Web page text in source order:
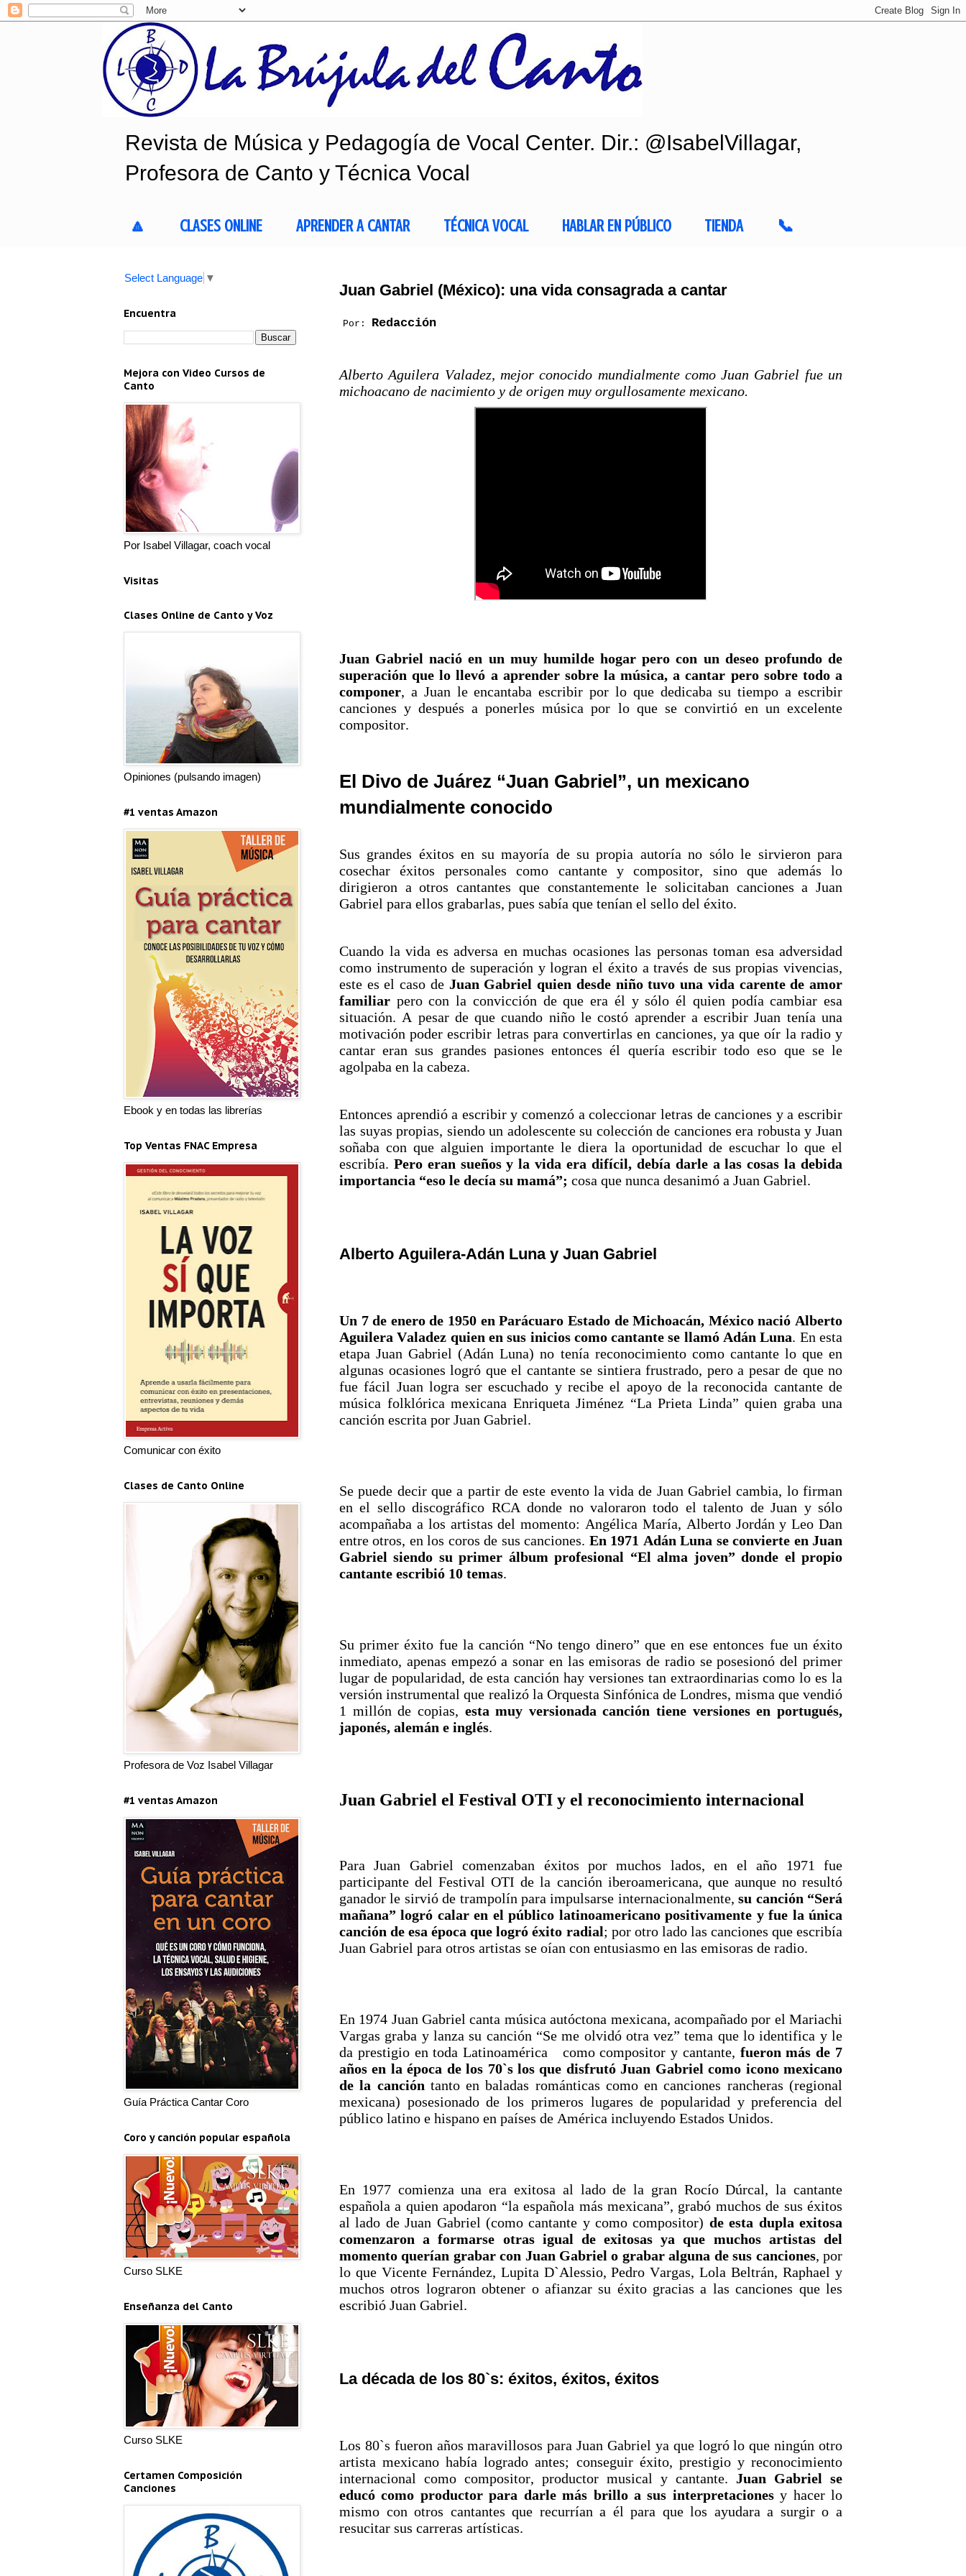
Revista de Música y Pedagogía de Vocal Center. Dir.: @IsabelVillagar,
Profesora de Canto y Técnica Vocal
🔼 CLASES ONLINE APRENDER A CANTAR TÉCNICA VOCAL HABLAR EN PÚBLICO TIENDA 📞
Juan Gabriel (México): una vida consagrada a cantar
Por: Redacción
Alberto Aguilera Valadez, mejor conocido mundialmente como Juan Gabriel fue un
michoacano de nacimiento y de origen muy orgullosamente mexicano.
Juan Gabriel nació en un muy humilde hogar pero con un deseo profundo de
superación que lo llevó a aprender sobre la música, a cantar pero sobre todo a
componer, a Juan le encantaba escribir por lo que dedicaba su tiempo a escribir
canciones y después a ponerles música por lo que se convirtió en un excelente
compositor.
El Divo de Juárez “Juan Gabriel”, un mexicano
mundialmente conocido
Sus grandes éxitos en su mayoría de su propia autoría no sólo le sirvieron para
cosechar éxitos personales como cantante y compositor, sino que además lo
dirigieron a otros cantantes que constantemente le solicitaban canciones a Juan
Gabriel para ellos grabarlas, pues sabía que tenían el sello del éxito.
Cuando la vida es adversa en muchas ocasiones las personas toman esa adversidad
como instrumento de superación y logran el éxito a través de sus propias vivencias,
este es el caso de Juan Gabriel quien desde niño tuvo una vida carente de amor
familiar pero con la convicción de que era él y sólo él quien podía cambiar esa
situación. A pesar de que cuando niño le costó aprender a escribir Juan tenía una
motivación poder escribir letras para convertirlas en canciones, ya que oír la radio y
cantar eran sus grandes pasiones entonces él quería escribir todo eso que se le
agolpaba en la cabeza.
Entonces aprendió a escribir y comenzó a coleccionar letras de canciones y a escribir
las suyas propias, siendo un adolescente su colección de canciones era robusta y Juan
soñaba con que alguien importante le diera la oportunidad de escuchar lo que el
escribía. Pero eran sueños y la vida era difícil, debía darle a las cosas la debida
importancia “eso le decía su mamá”; cosa que nunca desanimó a Juan Gabriel.
Alberto Aguilera-Adán Luna y Juan Gabriel
Un 7 de enero de 1950 en Parácuaro Estado de Michoacán, México nació Alberto
Aguilera Valadez quien en sus inicios como cantante se llamó Adán Luna. En esta
etapa Juan Gabriel (Adán Luna) no tenía reconocimiento como cantante lo que en
algunas ocasiones logró que el cantante se sintiera frustrado, pero a pesar de que no
fue fácil Juan logra ser escuchado y recibe el apoyo de la reconocida cantante de
música folklórica mexicana Enriqueta Jiménez “La Prieta Linda” quien graba una
canción escrita por Juan Gabriel.
Se puede decir que a partir de este evento la vida de Juan Gabriel cambia, lo firman
en el sello discográfico RCA donde no valoraron todo el talento de Juan y sólo
acompañaba a los artistas del momento: Angélica María, Alberto Jordán y Leo Dan
entre otros, en los coros de sus canciones. En 1971 Adán Luna se convierte en Juan
Gabriel siendo su primer álbum profesional “El alma joven” donde el propio
cantante escribió 10 temas.
Su primer éxito fue la canción “No tengo dinero” que en ese entonces fue un éxito
inmediato, apenas empezó a sonar en las emisoras de radio se posesionó del primer
lugar de popularidad, de esta canción hay versiones tan extraordinarias como lo es la
versión instrumental que realizó la Orquesta Sinfónica de Londres, misma que vendió
1 millón de copias, esta muy versionada canción tiene versiones en portugués,
japonés, alemán e inglés.
Juan Gabriel el Festival OTI y el reconocimiento internacional
Para Juan Gabriel comenzaban éxitos por muchos lados, en el año 1971 fue
participante del Festival OTI de la canción iberoamericana, que aunque no resultó
ganador le sirvió de trampolín para impulsarse internacionalmente,su canción “Será
mañana” logró calar en el público latinoamericano positivamente y fue la única
canción de esa época que logró éxito radial; por otro lado las canciones que escribía
Juan Gabriel para otros artistas se oían con entusiasmo en las emisoras de radio.
En 1974 Juan Gabriel canta música autóctona mexicana, acompañado por el Mariachi
Vargas graba y lanza su canción “Se me olvidó otra vez” tema que lo identifica y le
da prestigio en toda Latinoamérica como compositor y cantante, fueron más de 7
años en la época de los 70`s los que disfrutó Juan Gabriel como icono mexicano
de la canción tanto en baladas románticas como en canciones rancheras (regional
mexicana) posesionado de los primeros lugares de popularidad y preferencia del
público latino e hispano en países de América incluyendo Estados Unidos.
En 1977 comienza una era exitosa al lado de la gran Rocío Dúrcal, la cantante
española a quien apodaron “la española más mexicana”, grabó muchos de sus éxitos
al lado de Juan Gabriel (como cantante y como compositor) de esta dupla exitosa
comenzaron a formarse otras igual de exitosas ya que muchos artistas del
momento querían grabar con Juan Gabriel o grabar alguna de sus canciones, por
lo que Vicente Fernández, Lupita D`Alessio, Pedro Vargas, Lola Beltrán, Raphael y
muchos otros lograron obtener o afianzar su éxito gracias a las canciones que les
escribió Juan Gabriel.
La década de los 80`s: éxitos, éxitos, éxitos
Los 80`s fueron años maravillosos para Juan Gabriel ya que logró lo que ningún otro
artista mexicano había logrado antes; conseguir éxito, prestigio y reconocimiento
internacional como compositor, productor musical y cantante. Juan Gabriel se
educó como productor para darle más brillo a sus interpretacionesy hacer lo
mismo con otros cantantes que recurrían a él para que los ayudara a surgir o a
resucitar sus carreras artísticas.
Select Language ▼
Encuentra
Mejora con Video Cursos de
Canto
Por Isabel Villagar, coach vocal
Visitas
Clases Online de Canto y Voz
Opiniones (pulsando imagen)
#1 ventas Amazon
Ebook y en todas las librerías
Top Ventas FNAC Empresa
Comunicar con éxito
Clases de Canto Online
Profesora de Voz Isabel Villagar
#1 ventas Amazon
Guía Práctica Cantar Coro
Coro y canción popular española
Curso SLKE
Enseñanza del Canto
Curso SLKE
Certamen Composición
Canciones